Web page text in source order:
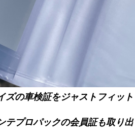
ズの車検証をジャストフィッ
テプロパックの会員証も取り